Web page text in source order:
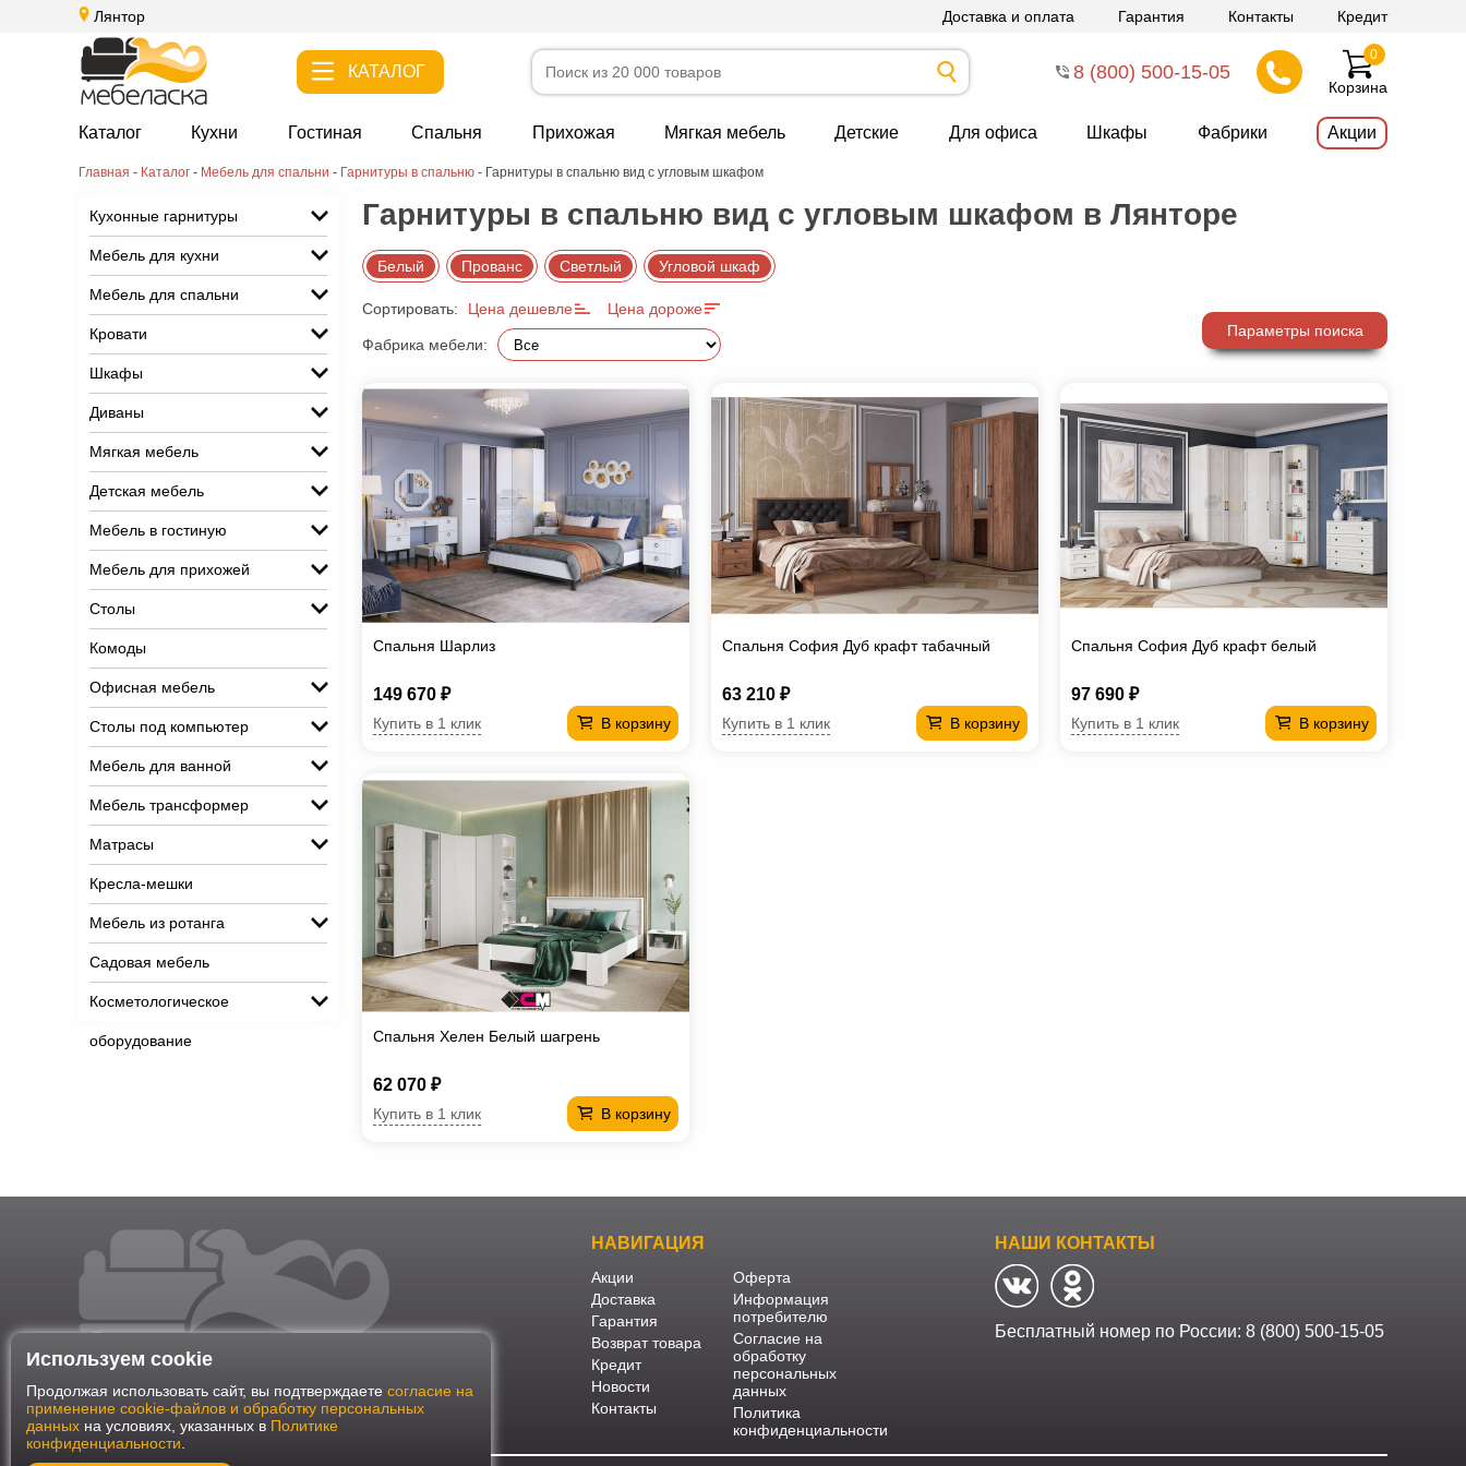
Лянтор Доставка и оплата Гарантия Контакты Кредит
КАТАЛОГ 8 (800) 500-15-05
Корзина
0
Каталог Кухни Гостиная Спальня Прихожая Мягкая мебель Детские Для офиса Шкафы Фабрики Акции
Главная - Каталог - Мебель для спальни - Гарнитуры в спальню - Гарнитуры в спальню вид с угловым шкафом
Кухонные гарнитуры
Мебель для кухни
Мебель для спальни
Кровати
Шкафы
Диваны
Мягкая мебель
Детская мебель
Мебель в гостиную
Мебель для прихожей
Столы
Комоды
Офисная мебель
Столы под компьютер
Мебель для ванной
Мебель трансформер
Матрасы
Кресла-мешки
Мебель из ротанга
Садовая мебель
Косметологическое
оборудование
Гарнитуры в спальню вид с угловым шкафом в Лянторе
Белый Прованс Светлый Угловой шкаф
Сортировать: Цена дешевле Цена дороже
Фабрика мебели:
Параметры поиска
Спальня Шарлиз
149 670 ₽
В корзину
Купить в 1 клик
Спальня София Дуб крафт табачный
63 210 ₽
В корзину
Купить в 1 клик
Спальня София Дуб крафт белый
97 690 ₽
В корзину
Купить в 1 клик
Спальня Хелен Белый шагрень
62 070 ₽
В корзину
Купить в 1 клик
НАВИГАЦИЯ
Акции
Доставка
Гарантия
Возврат товара
Кредит
Новости
Контакты
Оферта
Информация
потребителю
Согласие на
обработку
персональных
данных
Политика
конфиденциальности
НАШИ КОНТАКТЫ
Бесплатный номер по России: 8 (800) 500-15-05
Используем cookie
Продолжая использовать сайт, вы подтверждаете согласие на
применение cookie-файлов и обработку персональных
данных на условиях, указанных в Политике
конфиденциальности